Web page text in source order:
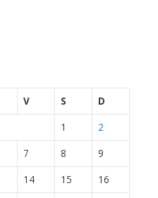
V S
D
1
2
7 8
9
14 15
16